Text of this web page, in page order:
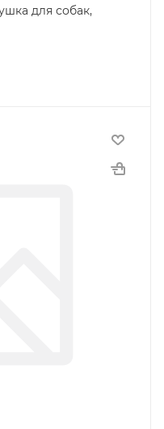
для собак,